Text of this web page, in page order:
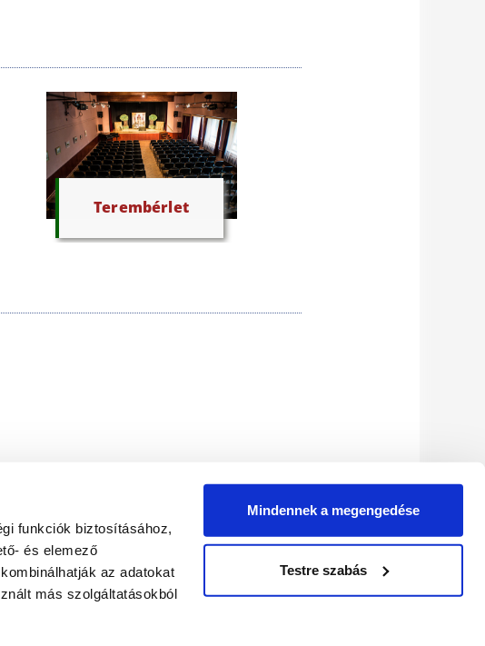
funkciók biztosításához,
és elemező
az adatokat
más szolgáltatásokból
Mindennek a megengedése
Testre szabás
Terembérlet
PARTNEREK